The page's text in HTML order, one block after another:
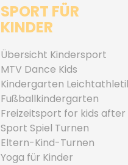
SPORT FÜR
KINDER
Übersicht Kindersport
MTV Dance Kids
Kindergarten
Fußballkindergarten
Freizeitsport for kids
Sport Spiel Turnen
Eltern-Kind-Turnen
Yoga für Kinder